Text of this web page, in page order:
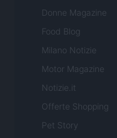
Donne Magazine
Food Blog
Milano Notizie
Motor Magazine
Notizie.it
Offerte Shopping
Pet Story